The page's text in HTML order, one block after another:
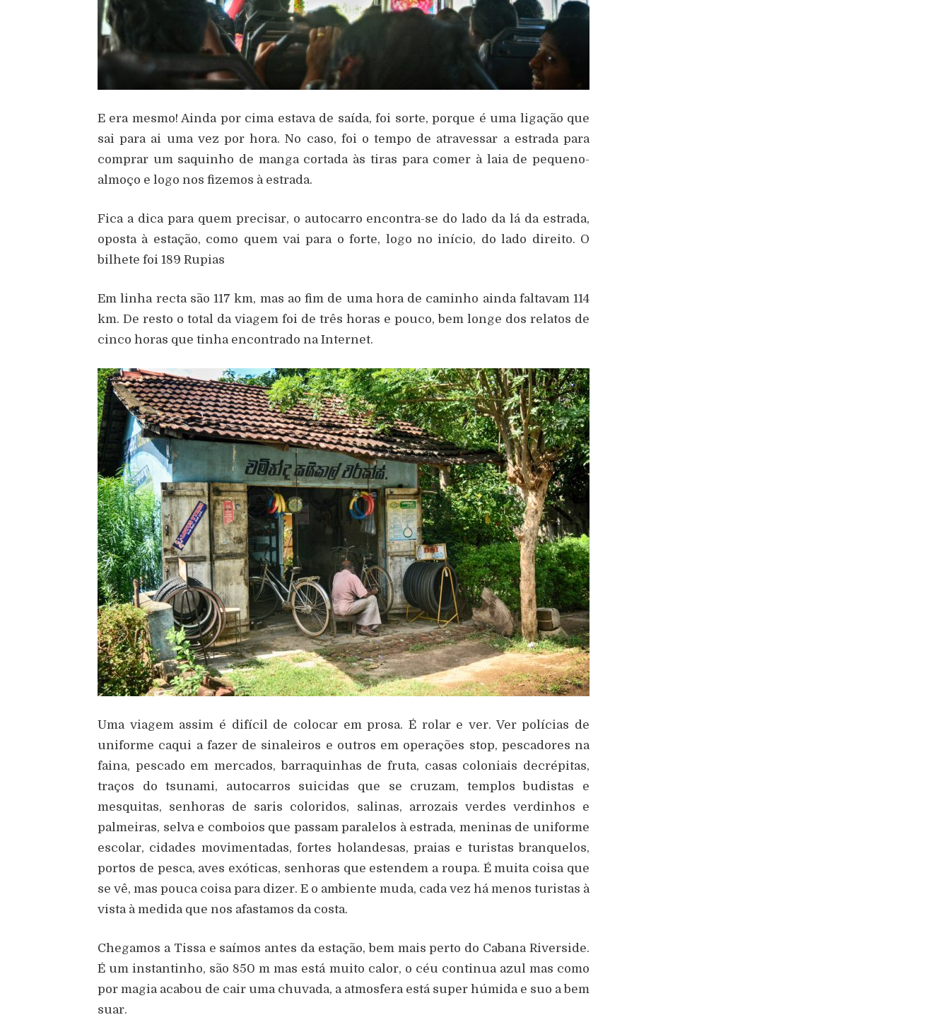
E era mesmo! Ainda por cima estava de saída, foi sorte, porque é uma ligação que
sai para ai uma vez por hora. No caso, foi o tempo de atravessar a estrada para
comprar um saquinho de manga cortada às tiras para comer à laia de pequeno-
almoço e logo nos fizemos à estrada.
Fica a dica para quem precisar, o autocarro encontra-se do lado da lá da estrada,
oposta à estação, como quem vai para o forte, logo no início, do lado direito. O
bilhete foi 189 Rupias
Em linha recta são 117 km, mas ao fim de uma hora de caminho ainda faltavam 114
km. De resto o total da viagem foi de três horas e pouco, bem longe dos relatos de
cinco horas que tinha encontrado na Internet.
Uma viagem assim é difícil de colocar em prosa. É rolar e ver. Ver polícias de
uniforme caqui a fazer de sinaleiros e outros em operações stop, pescadores na
faina, pescado em mercados, barraquinhas de fruta, casas coloniais decrépitas,
traços do tsunami, autocarros suicidas que se cruzam, templos budistas e
mesquitas, senhoras de saris coloridos, salinas, arrozais verdes verdinhos e
palmeiras, selva e comboios que passam paralelos à estrada, meninas de uniforme
escolar, cidades movimentadas, fortes holandesas, praias e turistas branquelos,
portos de pesca, aves exóticas, senhoras que estendem a roupa. É muita coisa que
se vê, mas pouca coisa para dizer. E o ambiente muda, cada vez há menos turistas à
vista à medida que nos afastamos da costa.
Chegamos a Tissa e saímos antes da estação, bem mais perto do Cabana Riverside.
É um instantinho, são 850 m mas está muito calor, o céu continua azul mas como
por magia acabou de cair uma chuvada, a atmosfera está super húmida e suo a bem
suar.